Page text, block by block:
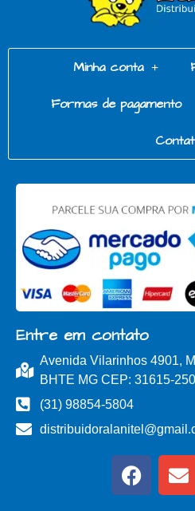
Minha conta
Formas de pagamento
Entre em contato
Avenida Vilarinhos 4901,
BHTE MG CEP: 31615-250
(31) 98854-5804